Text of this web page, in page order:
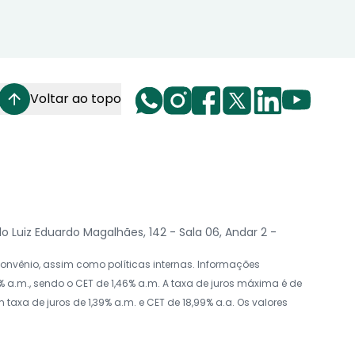
Voltar ao topo
Luiz Eduardo Magalhães, 142 - Sala 06, Andar 2 -
assim como políticas internas. Informações
sendo o CET de 1,46% a.m. A taxa de juros máxima é de
de juros de 1,39% a.m. e CET de 18,99% a.a. Os valores